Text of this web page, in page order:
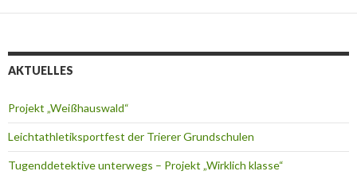
AKTUELLES
Projekt „Weißhauswald“
Leichtathletiksportfest der Trierer Grundschulen
Tugenddetektive unterwegs – Projekt „Wirklich klasse“